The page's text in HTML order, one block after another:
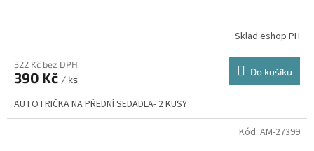
Sklad eshop PH
322 Kč bez DPH
390 Kč / ks
Do košíku
AUTOTRIČKA NA PŘEDNÍ SEDADLA- 2 KUSY
Kód: AM-27399